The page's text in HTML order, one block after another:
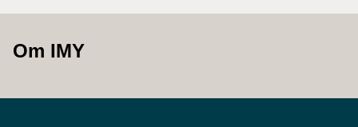
Om IMY